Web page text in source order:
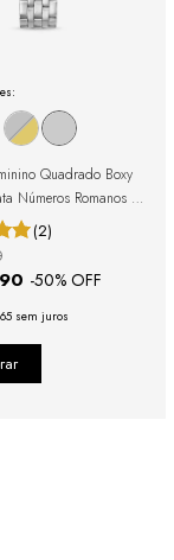
Quadrado Boxy
Números Romanos e
(2)
-50% OFF
sem juros